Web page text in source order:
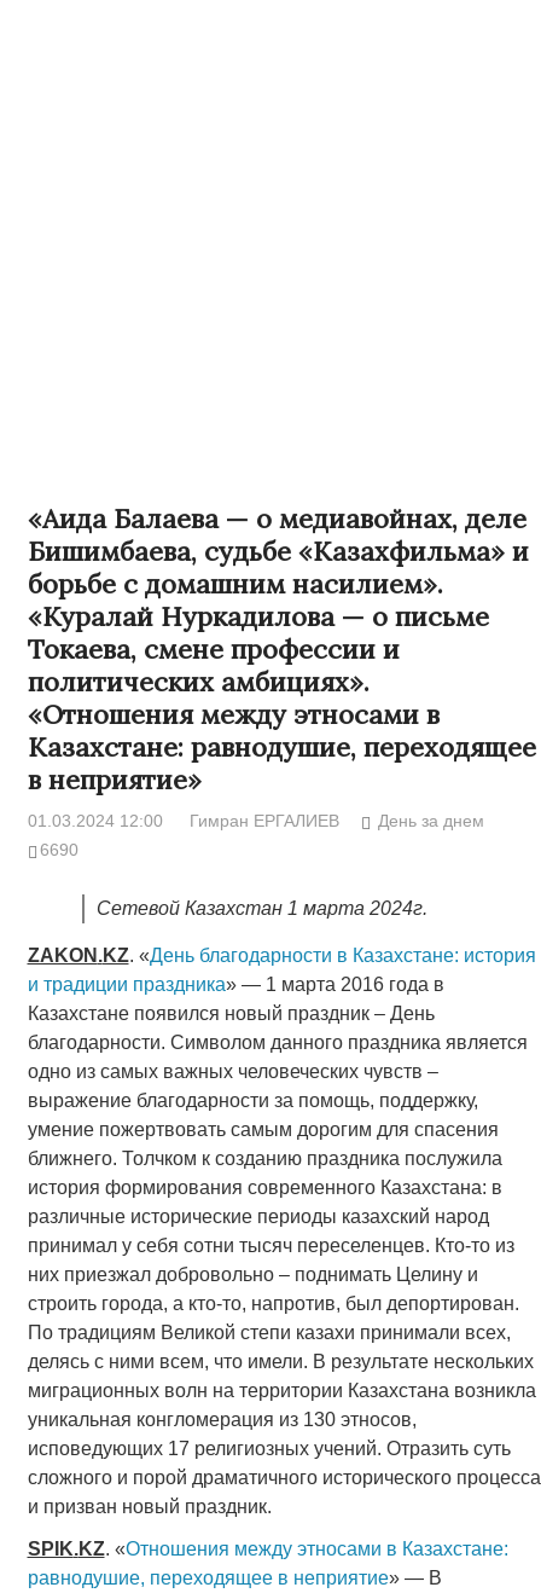
«Аида Балаева — о медиавойнах, деле
Бишимбаева, судьбе «Казахфильма» и
борьбе с домашним насилием».
«Куралай Нуркадилова — о письме
Токаева, смене профессии и
политических амбициях».
«Отношения между этносами в
Казахстане: равнодушие, переходящее
в неприятие»
01.03.2024 12:00 Гимран ЕРГАЛИЕВ
День за днем
6690
Сетевой Казахстан 1 марта 2024г.
ZAKON .KZ. «День благодарности в Казахстане: история
и традиции праздника» — 1 марта 2016 года в
Казахстане появился новый праздник – День
благодарности. Символом данного праздника является
одно из самых важных человеческих чувств –
выражение благодарности за помощь, поддержку,
умение пожертвовать самым дорогим для спасения
ближнего. Толчком к созданию праздника послужила
история формирования современного Казахстана: в
различные исторические периоды казахский народ
принимал у себя сотни тысяч переселенцев. Кто-то из
них приезжал добровольно – поднимать Целину и
строить города, а кто-то, напротив, был депортирован.
По традициям Великой степи казахи принимали всех,
делясь с ними всем, что имели. В результате нескольких
миграционных волн на территории Казахстана возникла
уникальная конгломерация из 130 этносов,
исповедующих 17 религиозных учений. Отразить суть
сложного и порой драматичного исторического процесса
и призван новый праздник.
SPIK.KZ. «Отношения между этносами в Казахстане:
равнодушие, переходящее в неприятие» — В